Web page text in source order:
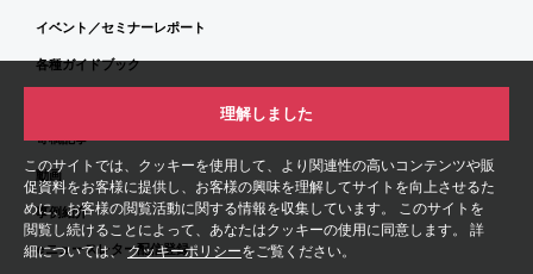
このサイトでは、クッキーを使用して、より関連性の高いコンテンツや販
促資料をお客様に提供し、お客様の興味を理解してサイトを向上させるた
めに、お客様の閲覧活動に関する情報を収集しています。 このサイトを
閲覧し続けることによって、あなたはクッキーの使用に同意します。 詳
細については、クッキーポリシーをご覧ください。
理解しました
イベント／セミナーレポート
各種ガイドブック
寄稿記事
動画
事例紹介
eニュースレター配信登録